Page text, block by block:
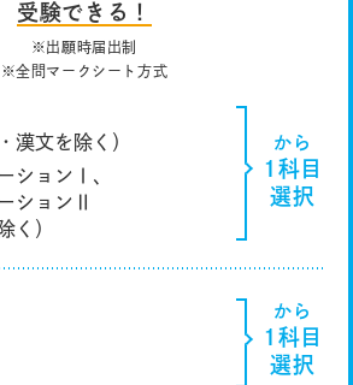
受験できる！
※出願時届出制
※全問マークシート方式
漢文を除く）
ションⅠ、
ションⅡ
く）
から
1科目
選択
から
1科目
選択